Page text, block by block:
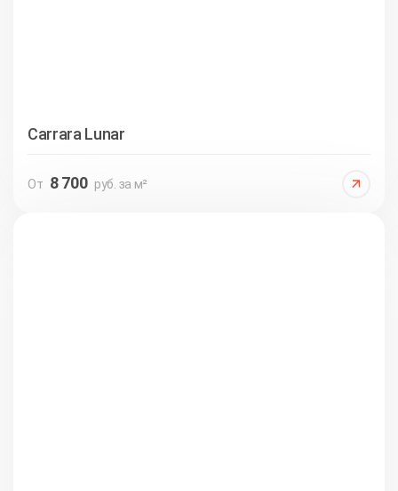
Carrara Lunar
От 8 700 руб. за м²